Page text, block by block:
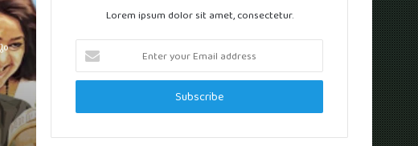
Lorem ipsum dolor sit amet, consectetur.
Enter
your
Email